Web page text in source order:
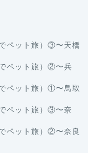
ペット旅）③〜天橋
ペット旅）②〜兵
ペット旅）①〜鳥取
ペット旅）③〜奈
ペット旅）②〜奈良